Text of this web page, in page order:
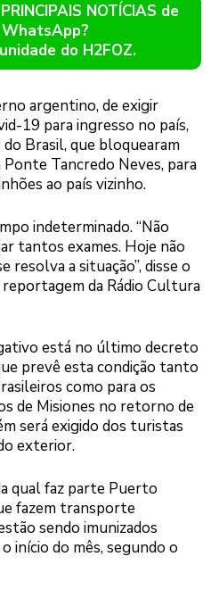
NOTÍCIAS de
WhatsApp?
do H2FOZ.
argentino, de exigir
19 para ingresso no país,
Brasil, que bloquearam
Tancredo Neves, para
ao país vizinho.
indeterminado. “Não
tantos exames. Hoje não
resolva a situação”, disse o
da Rádio Cultura
está no último decreto
prevê esta condição tanto
como para os
de Misiones no retorno de
será exigido dos turistas
exterior.
qual faz parte Puerto
fazem transporte
sendo imunizados
início do mês, segundo o